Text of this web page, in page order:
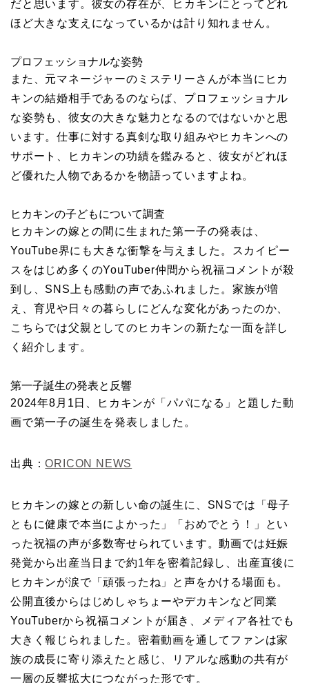
だと思います。彼女の存在が、ヒカキンにとってどれ
ほど大きな支えになっているかは計り知れません。
プロフェッショナルな姿勢
また、元マネージャーのミステリーさんが本当にヒカ
キンの結婚相手であるのならば、プロフェッショナル
な姿勢も、彼女の大きな魅力となるのではないかと思
います。仕事に対する真剣な取り組みやヒカキンへの
サポート、ヒカキンの功績を鑑みると、彼女がどれほ
ど優れた人物であるかを物語っていますよね。
ヒカキンの子どもについて調査
ヒカキンの嫁との間に生まれた第一子の発表は、
YouTube界にも大きな衝撃を与えました。スカイピー
スをはじめ多くのYouTuber仲間から祝福コメントが殺
到し、SNS上も感動の声であふれました。家族が増
え、育児や日々の暮らしにどんな変化があったのか、
こちらでは父親としてのヒカキンの新たな一面を詳し
く紹介します。
第一子誕生の発表と反響
2024年8月1日、ヒカキンが「パパになる」と題した動
画で第一子の誕生を発表しました。
出典：ORICON NEWS
ヒカキンの嫁との新しい命の誕生に、SNSでは「母子
ともに健康で本当によかった」「おめでとう！」とい
った祝福の声が多数寄せられています。動画では妊娠
発覚から出産当日まで約1年を密着記録し、出産直後に
ヒカキンが涙で「頑張ったね」と声をかける場面も。
公開直後からはじめしゃちょーやデカキンなど同業
YouTuberから祝福コメントが届き、メディア各社でも
大きく報じられました。密着動画を通してファンは家
族の成長に寄り添えたと感じ、リアルな感動の共有が
一層の反響拡大につながった形です。